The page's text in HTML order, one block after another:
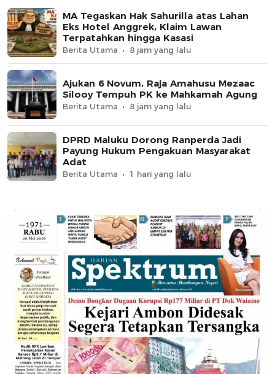
MA Tegaskan Hak Sahurilla atas Lahan
Eks Hotel Anggrek, Klaim Lawan
Terpatahkan hingga Kasasi
Berita Utama 8 jam yang lalu
Ajukan 6 Novum, Raja Amahusu Mezaac
Silooy Tempuh PK ke Mahkamah Agung
Berita Utama 8 jam yang lalu
DPRD Maluku Dorong Ranperda Jadi
Payung Hukum Pengakuan Masyarakat
Adat
Berita Utama 1 hari yang lalu